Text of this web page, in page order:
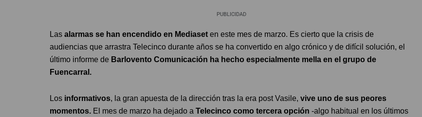
PUBLICIDAD
Las alarmas se han encendido en Mediaset en este mes de marzo. Es cierto que la crisis de
audiencias que arrastra Telecinco durante años se ha convertido en algo crónico y de difícil solución, el
último informe de Barlovento Comunicación ha hecho especialmente mella en el grupo de
Fuencarral.
Los informativos, la gran apuesta de la dirección tras la era post Vasile, vive uno de sus peores
momentos. El mes de marzo ha dejado a Telecinco como tercera opción -algo habitual en los últimos